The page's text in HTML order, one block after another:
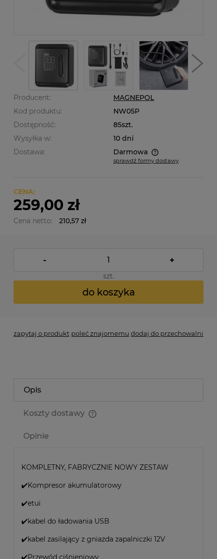
Producent:
MAGNEPOL
Kod produktu:
NW05P
Dostępność:
85szt.
Wysyłka w:
10 dni
Dostawa:
Darmowa
Cena nie zawiera ewentualnych kosztów płatności
sprawdź formy dostawy
CENA:
259,00 zł
Cena netto: 210,57 zł
- +
szt.
do koszyka
zapytaj o produkt poleć znajomemu dodaj do przechowalni
Opis
Koszty dostawy
Opinie
KOMPLETNY, FABRYCZNIE NOWY ZESTAW
✔️Kompresor akumulatorowy
✔️etui
✔️kabel do ładowania USB
✔️kabel zasilający z gniazda zapalniczki 12V
✔️Przewód ciśnieniowy